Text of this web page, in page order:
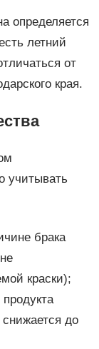
определяется
летний
от
края.
учитывать
брака
краски);
до